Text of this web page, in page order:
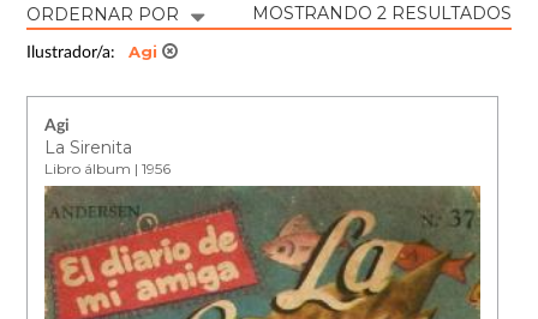
ORDERNAR POR MOSTRANDO 2 RESULTADOS
Ilustrador/a: Agi
Agi
La Sirenita
Libro álbum | 1956